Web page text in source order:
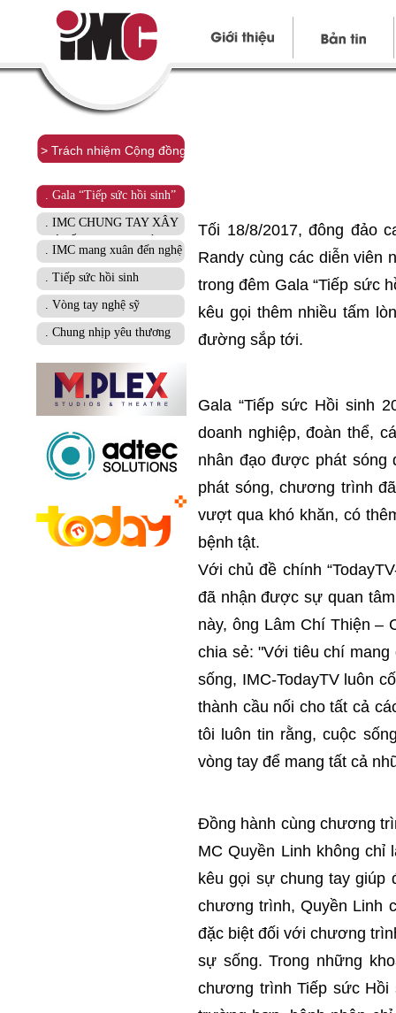
> Trách nhiệm Cộng đồng
. Gala “Tiếp sức hồi sinh”
. IMC CHUNG TAY XÂY
“MÁI ẤM CHO NGƯỜI
NGHÈO NƠI BIÊN GIỚI,
HẢI ĐẢO”
. IMC mang xuân đến nghệ
sĩ nghèo
. Tiếp sức hồi sinh
. Vòng tay nghệ sỹ
. Chung nhịp yêu thương
Tối 18/8/2017, đông đảo
Randy cùng các diễn viên
trong đêm Gala “Tiếp sức
kêu gọi thêm nhiều tấm
đường sắp tới.
Gala “Tiếp sức Hồi sinh
doanh nghiệp, đoàn thể,
nhân đạo được phát sóng
phát sóng, chương trình
vượt qua khó khăn, có
bệnh tật.
Với chủ đề chính
đã nhận được sự quan
này, ông Lâm Chí Thiện –
chia sẻ: "Với tiêu chí
sống, IMC-TodayTV luôn
thành cầu nối cho tất cả
tôi luôn tin rằng, cuộc
vòng tay để mang tất cả
Đồng hành cùng chương
MC Quyền Linh không
kêu gọi sự chung tay giúp
chương trình, Quyền Linh
đặc biệt đối với chương
sự sống. Trong những
chương trình Tiếp sức Hồi